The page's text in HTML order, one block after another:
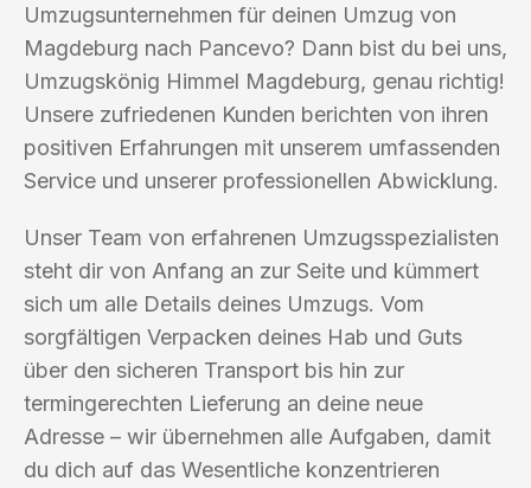
Umzugsunternehmen für deinen Umzug von
Magdeburg nach Pancevo? Dann bist du bei uns,
Umzugskönig Himmel Magdeburg, genau richtig!
Unsere zufriedenen Kunden berichten von ihren
positiven Erfahrungen mit unserem umfassenden
Service und unserer professionellen Abwicklung.
Unser Team von erfahrenen Umzugsspezialisten
steht dir von Anfang an zur Seite und kümmert
sich um alle Details deines Umzugs. Vom
sorgfältigen Verpacken deines Hab und Guts
über den sicheren Transport bis hin zur
termingerechten Lieferung an deine neue
Adresse – wir übernehmen alle Aufgaben, damit
du dich auf das Wesentliche konzentrieren